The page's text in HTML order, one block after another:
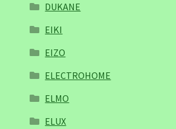
DUKANE
EIKI
EIZO
ELECTROHOME
ELMO
ELUX